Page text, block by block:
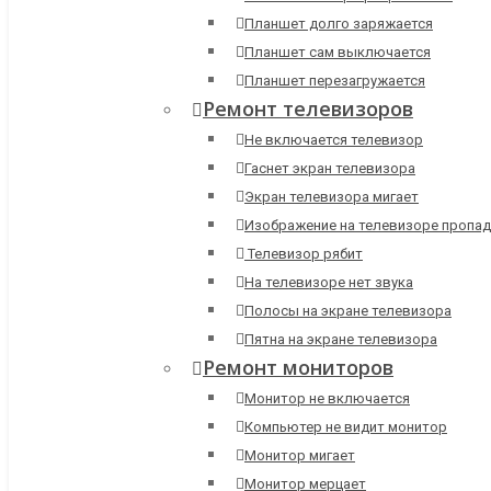
Планшет долго заряжается
Планшет сам выключается
Планшет перезагружается
Ремонт телевизоров
Не включается телевизор
Гаснет экран телевизора
Экран телевизора мигает
Изображение на телевизоре
Телевизор рябит
На телевизоре нет звука
Полосы на экране телевизора
Пятна на экране телевизора
Ремонт мониторов
Монитор не включается
Компьютер не видит монитор
Монитор мигает
Монитор мерцает